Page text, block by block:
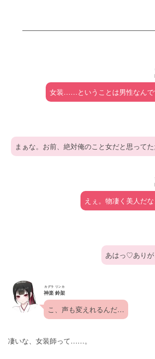
女装……ということは男性なんで
まぁな。お前、絶対俺のこと女だと思ってた
えぇ。物凄く美人だな
あはっ♡ありが
神楽 鈴架
カグラ リンカ
こ、声も変えれるんだ…
凄いな、女装師って……。